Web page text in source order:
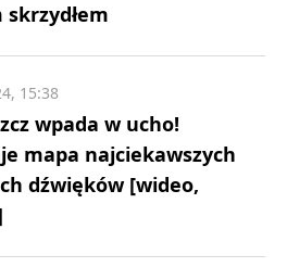
wpada w ucho!
mapa najciekawszych
dźwięków [wideo,
15:38